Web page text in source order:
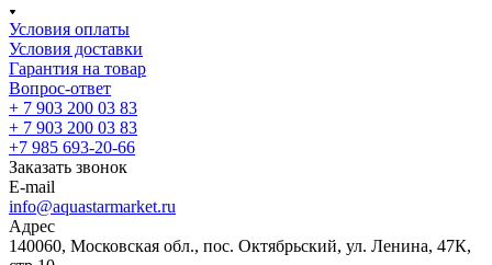
Условия оплаты
Условия доставки
Гарантия на товар
Вопрос-ответ
+ 7 903 200 03 83
+ 7 903 200 03 83
+7 985 693-20-66
Заказать звонок
E-mail
info@aquastarmarket.ru
Адрес
140060, Московская обл., пос. Октябрьский, ул. Ленина, 47К,